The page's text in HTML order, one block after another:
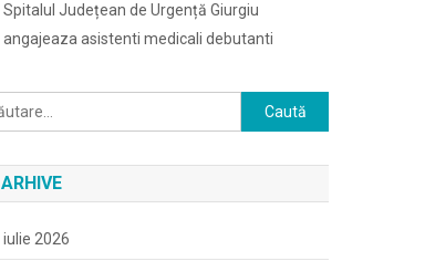
Spitalul Județean de Urgență Giurgiu
angajeaza asistenti medicali debutanti
Caută
după:
ARHIVE
iulie 2026